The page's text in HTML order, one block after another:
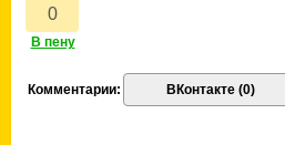
Комментарии: ВКонтакте (0)